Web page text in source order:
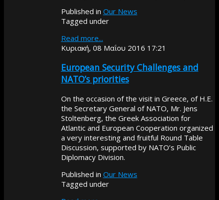
Published in Our News
Tagged under
Read more...
Κυριακή, 08 Μαΐου 2016 17:21
European Security Challenges and
NATO’s priorities
On the occasion of the visit in Greece, of H.E.
the Secretary General of NATO, Mr. Jens
Stoltenberg, the Greek Association for
Atlantic and European Cooperation organized
a very interesting and fruitful Round Table
Discussion, supported by NATO’s Public
Diplomacy Division.
Published in Our News
Tagged under